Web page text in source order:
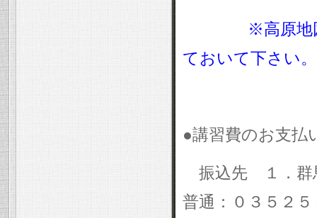
※高原地
ておいて下さい。
●講習費のお支払
振込先 １．
普通：０３５２５